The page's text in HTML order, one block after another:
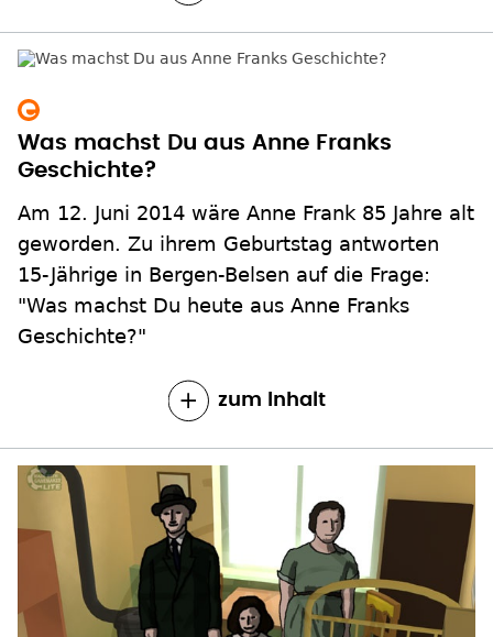
Was machst Du aus Anne Franks
Geschichte?
Am 12. Juni 2014 wäre Anne Frank 85 Jahre alt
geworden. Zu ihrem Geburtstag antworten
15-Jährige in Bergen-Belsen auf die Frage:
"Was machst Du heute aus Anne Franks
Geschichte?"
zum Inhalt